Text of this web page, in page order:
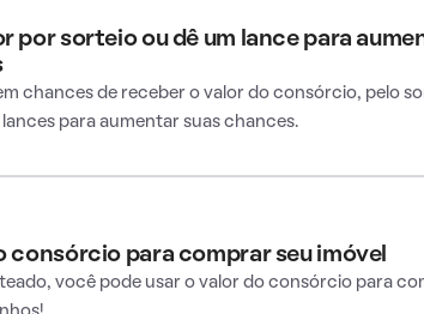
por sorteio ou dê um lance para
chances de receber o valor do consórcio, pelo
para aumentar suas chances.
consórcio para comprar seu imóvel
você pode usar o valor do consórcio para